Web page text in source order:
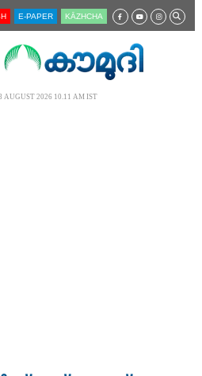
E-PAPER KĀZHCHA
AUGUST 2026 10.11 AM IST